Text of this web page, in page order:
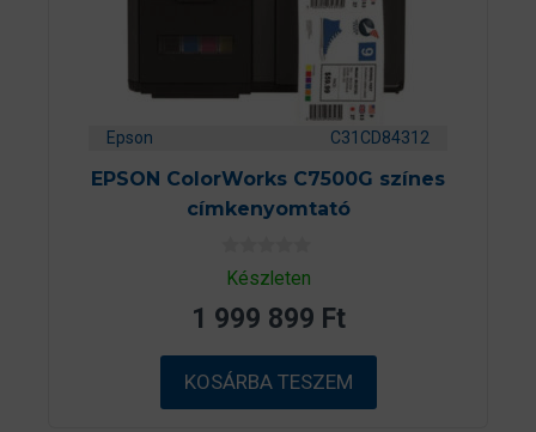
Epson C31CD84312
EPSON ColorWorks C7500G színes
címkenyomtató
0
a
5
b
ő
l
Készleten
1 999 899 Ft
KOSÁRBA TESZEM